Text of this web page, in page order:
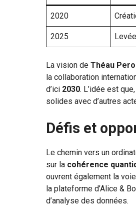
2020
2025
La vision de Théau
la collaboration
d’ici 2030. L’idée est
solides avec d’autres
Défis et
Le chemin vers un
sur la cohérence
ouvrent également la
la plateforme d’Alice &
d’analyse des données.